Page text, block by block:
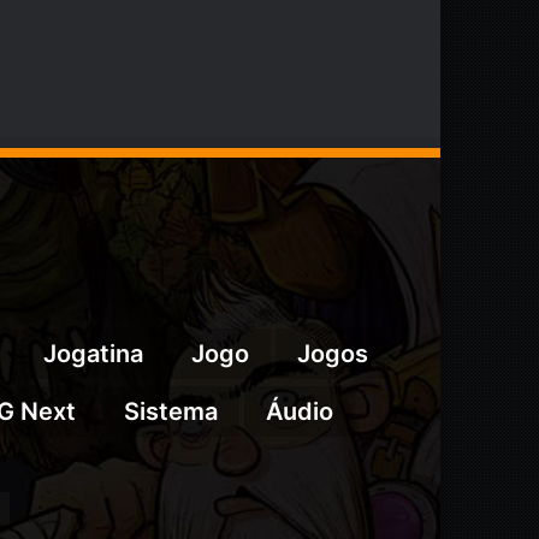
Jogatina Jogo
Jogos
Next Sistema Áudio